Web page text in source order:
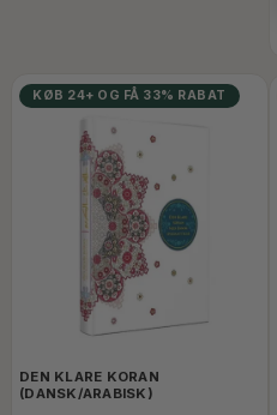
KØB 24+ OG FÅ 33% RABAT
DEN KLARE KORAN
(DANSK/ARABISK)